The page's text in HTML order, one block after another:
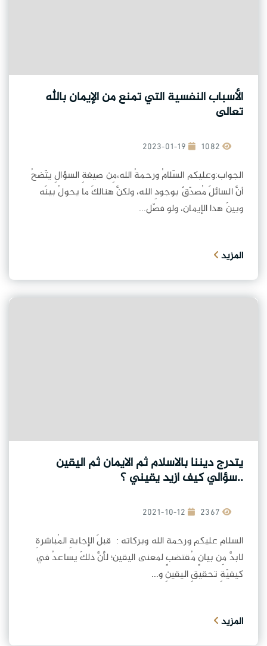
الأسباب النفسية التي تمنع من الإيمان بالله
تعالى
2023-01-19
الجواب:وعليكم السّلامُ ورحمةُ الله،مِن صيغةِ السؤالِ يتّضحُ
أنَّ السائلَ مُصدّقٌ بوجودِ الله، ولكنَّ هنالكَ ما يحولُ بينَه
وبينَ هذا الإيمان، ولو فصّل...
المزيد
يتدرج ديننا بالاسلام ثم الايمان ثم اليقين
..سؤالي كيف ازيد يقيني ؟
2021-10-12
السلام عليكم ورحمة الله وبركاته : قبلَ الإجابةِ المُباشرةِ
لابدَّ مِن بيانٍ مُقتضبٍ لمعنى اليقين؛ لأنَّ ذلكَ يساعدُ في
كيفيّةِ تحقيقِ اليقينِ و...
المزيد